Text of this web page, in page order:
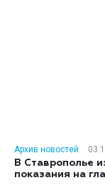
Архив новостей
В Ставрополье
показания на